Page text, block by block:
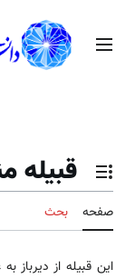
محتوامنوی اصلی
تغییر وضعیت فهرست
قبیله
صفحه بحث
این قبیله از دیرباز